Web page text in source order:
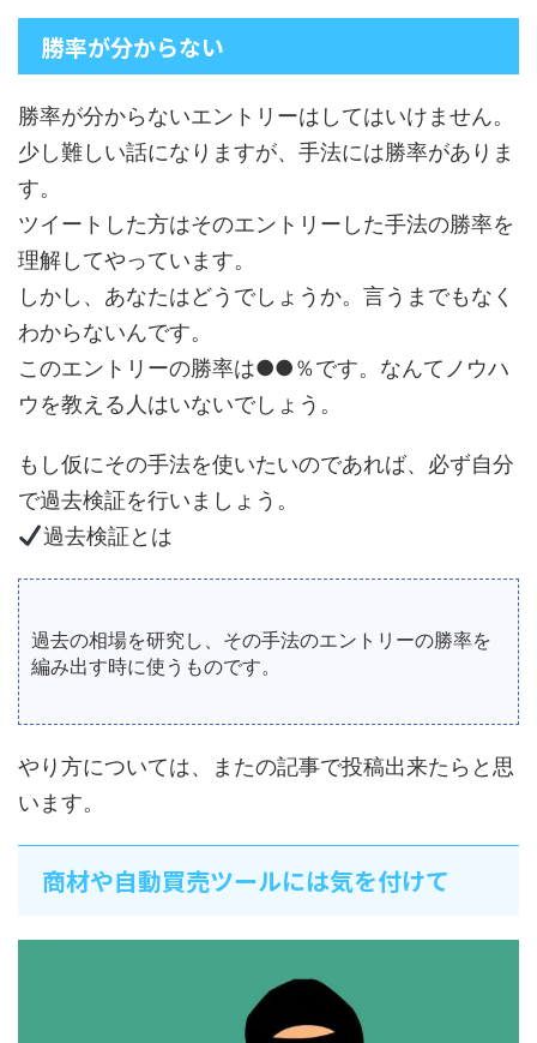
勝率が分からない
勝率が分からないエントリーはしてはいけません。
少し難しい話になりますが、手法には勝率がありま
す。
ツイートした方はそのエントリーした手法の勝率を
理解してやっています。
しかし、あなたはどうでしょうか。言うまでもなく
わからないんです。
このエントリーの勝率は●●％です。なんてノウハ
ウを教える人はいないでしょう。
もし仮にその手法を使いたいのであれば、必ず自分
で過去検証を行いましょう。
過去検証とは
過去の相場を研究し、その手法のエントリーの勝率を
編み出す時に使うものです。
やり方については、またの記事で投稿出来たらと思
います。
商材や自動買売ツールには気を付けて